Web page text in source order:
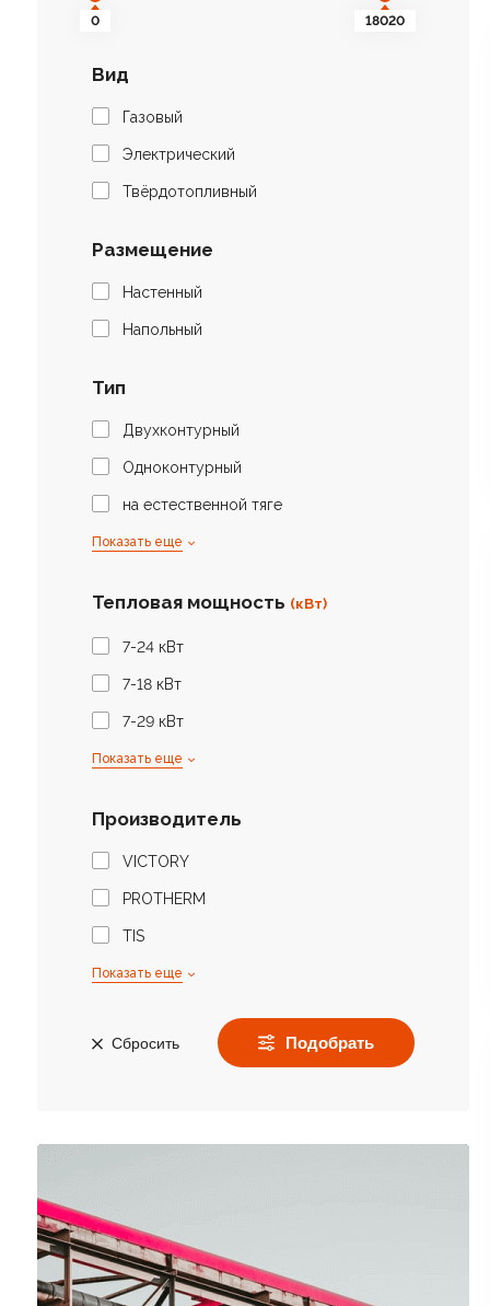
0 18020
Вид
Газовый
Электрический
Твёрдотопливный
Размещение
Настенный
Напольный
Тип
Двухконтурный
Одноконтурный
на естественной тяге
Показать еще
Тепловая мощность (кВт)
7-24 кВт
7-18 кВт
7-29 кВт
Показать еще
Производитель
VICTORY
PROTHERM
TIS
Показать еще
Сбросить Подобрать